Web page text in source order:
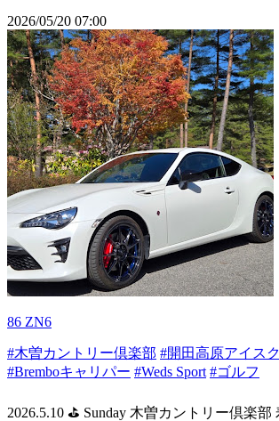
2026/05/20 07:00
86 ZN6
#木曽カントリー倶楽部 #開田高原アイス
#Bremboキャリパー #Weds Sport #ゴルフ
2026.5.10 ⛳ Sunday 木曽カントリー倶楽